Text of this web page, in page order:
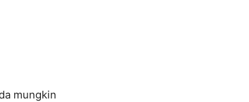
mungkin